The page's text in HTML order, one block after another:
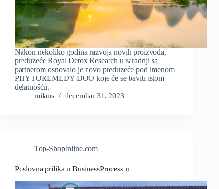
Nakon nekoliko godina razvoja novih proizvoda,
preduzeće Royal Detox Research u saradnji sa
partnerom osnovalo je novo preduzeće pod imenom
PHYTOREMEDY DOO koje će se baviti istom
delatnošću.
milans
decembar 31, 2023
Top-ShopInline.com
Poslovna prilika u BusinessProcess-u